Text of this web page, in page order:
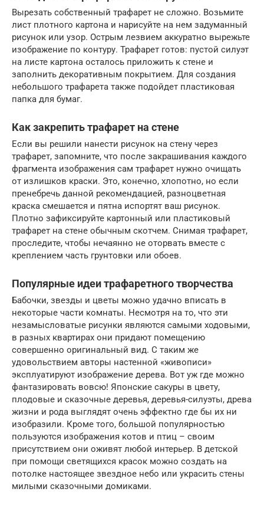
Вырезать собственный трафарет не сложно. Возьмите
лист плотного картона и нарисуйте на нем задуманный
рисунок или узор. Острым лезвием аккуратно вырежьте
изображение по контуру. Трафарет готов: пустой силуэт
на листе картона осталось приложить к стене и
заполнить декоративным покрытием. Для создания
небольшого трафарета также подойдет пластиковая
папка для бумаг.
Как закрепить трафарет на стене
Если вы решили нанести рисунок на стену через
трафарет, запомните, что после закрашивания каждого
фрагмента изображения сам трафарет нужно очищать
от излишков краски. Это, конечно, хлопотно, но если
пренебречь данной рекомендацией, разноцветная
краска смешается и пятна испортят ваш рисунок.
Плотно зафиксируйте картонный или пластиковый
трафарет на стене обычным скотчем. Снимая трафарет,
проследите, чтобы нечаянно не оторвать вместе с
креплением часть грунтовки или обоев.
Популярные идеи трафаретного творчества
Бабочки, звезды и цветы можно удачно вписать в
некоторые части комнаты. Несмотря на то, что эти
незамысловатые рисунки являются самыми ходовыми,
в разных квартирах они придают помещению
совершенно оригинальный вид. С таким же
удовольствием авторы настенной «живописи»
эксплуатируют изображение дерева. Вот уж где можно
фантазировать вовсю! Японские сакуры в цвету,
плодовые и сказочные деревья, деревья-силуэты, древа
жизни и рода выглядят очень эффектно где бы их ни
изобразили. Кроме того, большой популярностью
пользуются изображения котов и птиц – своим
присутствием они оживят любой интерьер. В детской
при помощи светящихся красок можно создать на
потолке настоящее звездное небо или украсить стены
милыми сказочными домиками.